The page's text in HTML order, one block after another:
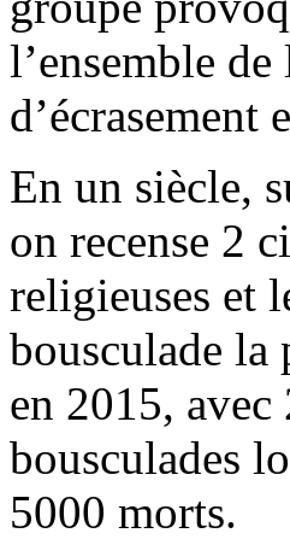
l’ensemble
d’écrasement
En un siècle,
on recense 2
religieuses et
bousculade la
en 2015, avec
bousculades
5000 morts.